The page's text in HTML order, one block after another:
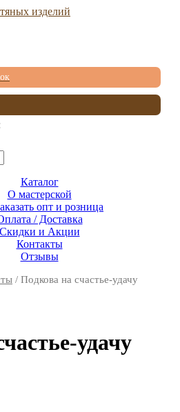
Каталог
О мастерской
опт и розница
/ Доставка
Скидки и Акции
Контакты
Отзывы
/ Подкова на счастье-удачу
удачу